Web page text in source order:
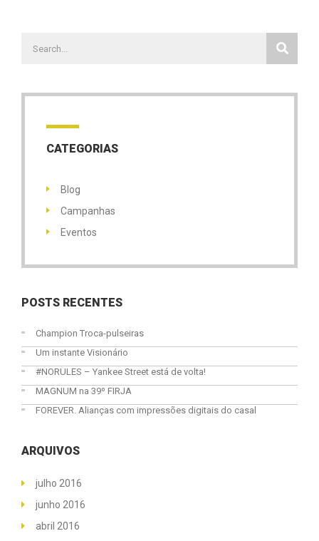
CATEGORIAS
Blog
Campanhas
Eventos
POSTS RECENTES
Champion Troca-pulseiras
Um instante Visionário
#NORULES – Yankee Street está de volta!
MAGNUM na 39º FIRJA
FOREVER. Alianças com impressões digitais do casal
ARQUIVOS
julho 2016
junho 2016
abril 2016